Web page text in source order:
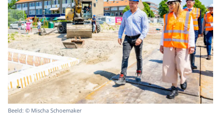
Beeld: © Mischa Schoemaker